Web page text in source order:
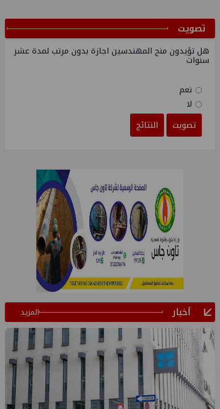
ﺗﺼﻮﻳﺖ
هل تؤيدون منح المهندسين اجازة بدون مرتب لمدة عشر
سنوات
نعم
لا
تصويت
النتائج
أخبار المزيد